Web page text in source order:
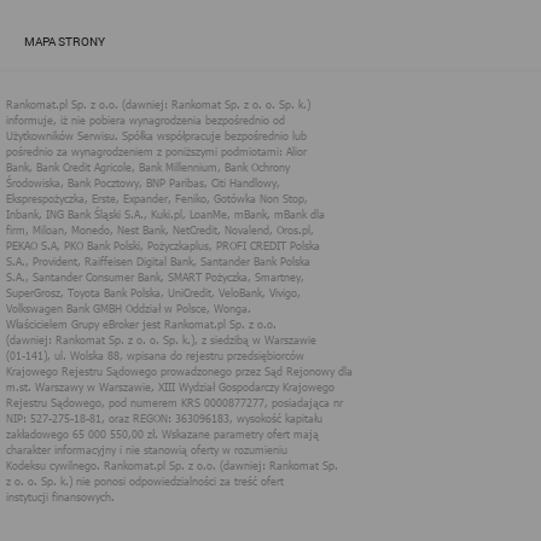
MAPA STRONY
dostosowanie usług, świadczonych w ramach serwisu do potrzeb
Więcej informacji na temat stosowania technologii cookies w
serwisie dostępne jest w Polityce Cookies.
Polityka Cookies serwisów
internetowych spółki Rankomat.pl Sp. z
o.o. (dawniej: Rankomat Sp. z o. o. Sp.
k.)
Rankomat.pl Sp. z o.o. (dawniej: Rankomat Sp. z o. o. Sp. k.), z
siedzibą w Warszawie (01-141), ul. Wolska 88, wpisana do rejestru
przedsiębiorców Krajowego Rejestru Sądowego prowadzonego
przez Sąd Rejonowy dla m.st. Warszawy w Warszawie, XIII
Wydział Gospodarczy Krajowego Rejestru Sądowego, pod
numerem KRS 0000877277, posiadająca nr NIP: 527-275-18-81,
oraz REGON: 363096183, zwana dalej "Rankomat" wykorzystuje
na swoich stronach internetowych technologię "cookies".
Zasady wykorzystania informacji dostarczonych przez
użytkownika w ramach technologii cookies w trakcie korzystania
ze stron internetowych i Rankomat określa niniejszy dokument.
Każdy użytkownik serwisów Rankomat proszony jest o